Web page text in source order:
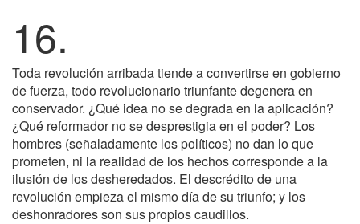
16.
Toda revolución arribada tiende a convertirse en gobierno
de fuerza, todo revolucionario triunfante degenera en
conservador. ¿Qué idea no se degrada en la aplicación?
¿Qué reformador no se desprestigia en el poder? Los
hombres (señaladamente los políticos) no dan lo que
prometen, ni la realidad de los hechos corresponde a la
ilusión de los desheredados. El descrédito de una
revolución empieza el mismo día de su triunfo; y los
deshonradores son sus propios caudillos.